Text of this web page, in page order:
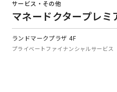
サービス・その他
マネードクタープレミ
ランドマークプラザ 4F
プライベートファイナンシャルサービス